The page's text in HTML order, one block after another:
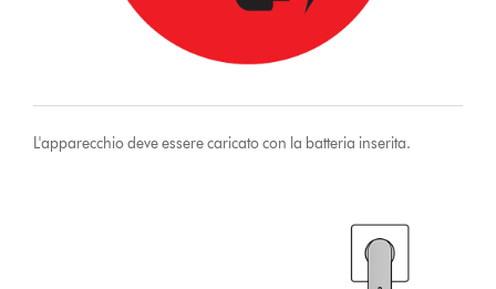
L'apparecchio deve essere caricato con la batteria inserita.